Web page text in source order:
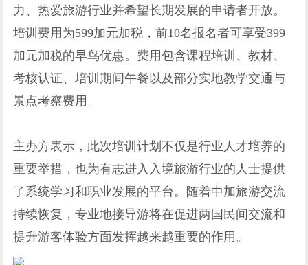
力、热爱旅游行业并希望长期发展的申请者开放。
培训费用为599加元加税，前10名报名者可享受399
加元加税的早鸟优惠。费用包含课程培训、教材、
考核认证、培训期间午餐以及部分实地教学交通与
景点考察费用。
主办方表示，此次培训计划不仅是行业人才培养的
重要举措，也为有志进入入境旅游行业的人士提供
了系统学习和职业发展的平台。随着中加旅游交流
持续恢复，专业地接导游将在促进两国民间交流和
提升游客体验方面发挥越来越重要的作用。